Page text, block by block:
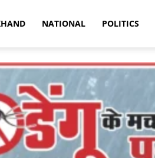
NATIONAL POLITICS